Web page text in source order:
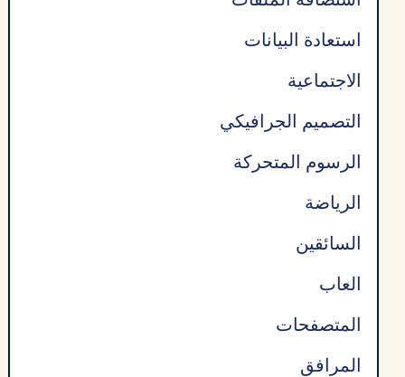
استعادة البيانات
الاجتماعية
التصميم الجرافيكي
الرسوم المتحركة
الرياضة
السائقين
العاب
المتصفحات
المرافق